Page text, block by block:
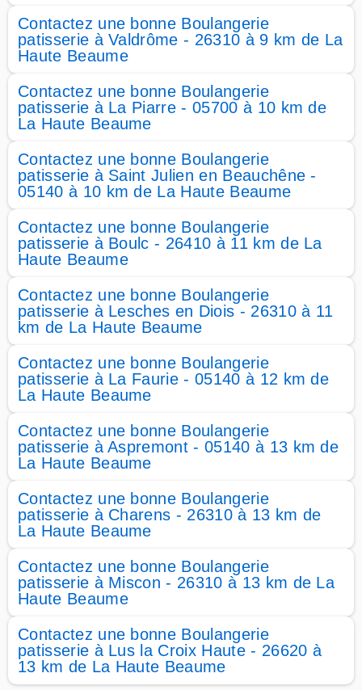
Contactez une bonne Boulangerie
patisserie à Valdrôme - 26310 à 9 km de La
Haute Beaume
Contactez une bonne Boulangerie
patisserie à La Piarre - 05700 à 10 km de
La Haute Beaume
Contactez une bonne Boulangerie
patisserie à Saint Julien en Beauchêne -
05140 à 10 km de La Haute Beaume
Contactez une bonne Boulangerie
patisserie à Boulc - 26410 à 11 km de La
Haute Beaume
Contactez une bonne Boulangerie
patisserie à Lesches en Diois - 26310 à 11
km de La Haute Beaume
Contactez une bonne Boulangerie
patisserie à La Faurie - 05140 à 12 km de
La Haute Beaume
Contactez une bonne Boulangerie
patisserie à Aspremont - 05140 à 13 km de
La Haute Beaume
Contactez une bonne Boulangerie
patisserie à Charens - 26310 à 13 km de
La Haute Beaume
Contactez une bonne Boulangerie
patisserie à Miscon - 26310 à 13 km de La
Haute Beaume
Contactez une bonne Boulangerie
patisserie à Lus la Croix Haute - 26620 à
13 km de La Haute Beaume